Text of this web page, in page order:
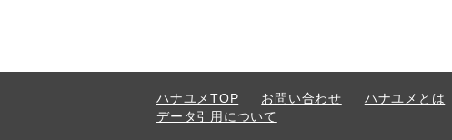
ハナユメTOP お問い合わせ ハナユメとは
データ引用について